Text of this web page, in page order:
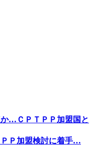
…ＣＰＴＰＰ加盟国と
Ｐ加盟検討に着手…